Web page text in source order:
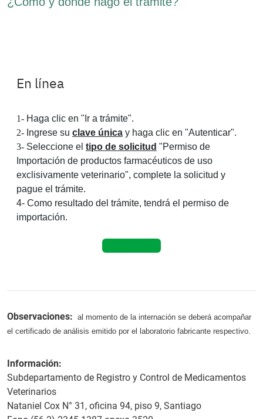
En línea
1- Haga clic en "Ir a trámite".
2- Ingrese su clave única y haga clic en "Autenticar".
3- Seleccione el tipo de solicitud "Permiso de
Importación de productos farmacéuticos de uso
exclisivamente veterinario", complete la solicitud y
pague el trámite.
4- Como resultado del trámite, tendrá el permiso de
importación.
Observaciones: al momento de la internación se deberá acompañar
el certificado de análisis emitido por el laboratorio fabricante respectivo.
Información:
Subdepartamento de Registro y Control de Medicamentos
Veterinarios
Nataniel Cox N° 31, oficina 94, piso 9, Santiago